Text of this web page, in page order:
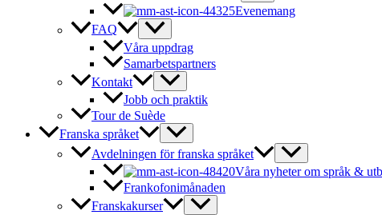
Evenemang
FAQ
Våra uppdrag
Samarbetspartners
Kontakt
Jobb och praktik
Tour de Suède
Franska språket
Avdelningen för franska språket
Våra nyheter om språk &
Frankofonimånaden
Franskakurser